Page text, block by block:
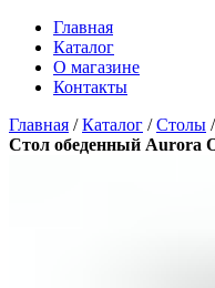
Главная
Каталог
О магазине
Контакты
Главная /Каталог /Столы /
Стол обеденный Aurora